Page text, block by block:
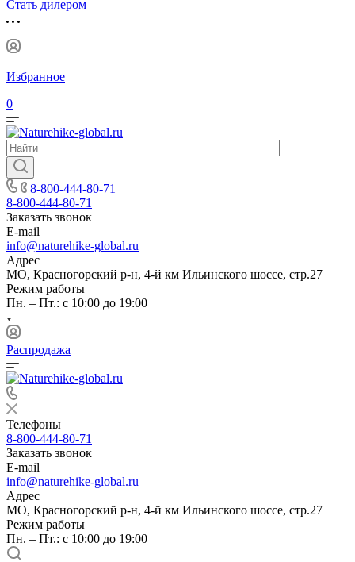
Стать дилером
Избранное
0
8-800-444-80-71
8-800-444-80-71
Заказать звонок
E-mail
info@naturehike-global.ru
Адрес
МО, Красногорский р-н, 4-й км Ильинского шоссе, стр.27
Режим работы
Пн. – Пт.: с 10:00 до 19:00
Распродажа
Телефоны
8-800-444-80-71
Заказать звонок
E-mail
info@naturehike-global.ru
Адрес
МО, Красногорский р-н, 4-й км Ильинского шоссе, стр.27
Режим работы
Пн. – Пт.: с 10:00 до 19:00